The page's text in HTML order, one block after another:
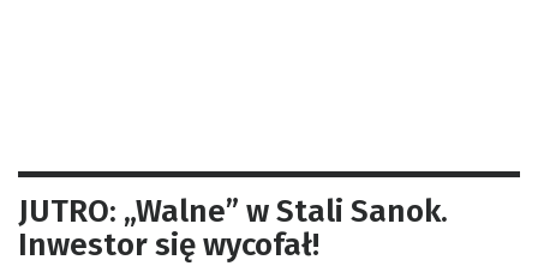
JUTRO: „Walne” w Stali Sanok.
Inwestor się wycofał!